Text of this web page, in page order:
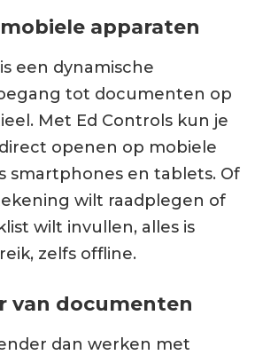
apparaten
een dynamische
tot documenten op
Met Ed Controls kun je
openen op mobiele
smartphones en tablets. Of
wilt raadplegen of
wilt invullen, alles is
zelfs offline.
van documenten
dan werken met